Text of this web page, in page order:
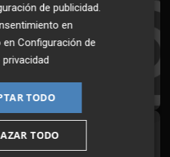
al Boletín
hora en tu email
suscribirme!
en redes
de publicidad
en
enConfiguración de
TODO
TODO